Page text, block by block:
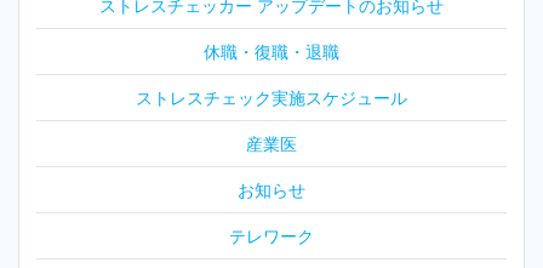
ストレスチェッカー アップデートのお知らせ
休職・復職・退職
ストレスチェック実施スケジュール
産業医
お知らせ
テレワーク